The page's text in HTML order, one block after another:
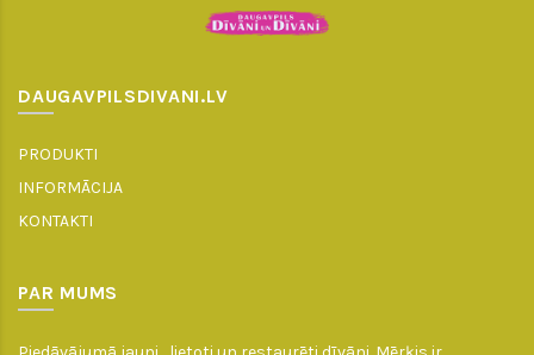
DAUGAVPILSDIVANI.LV
PRODUKTI
INFORMĀCIJA
KONTAKTI
PAR MUMS